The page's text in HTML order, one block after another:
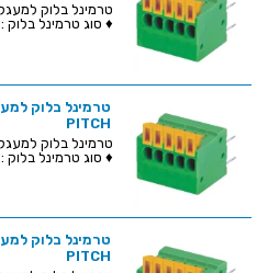
♦ סוג טרמינל בלוק : VERTICAL SCREWLESS ♦&nbs...
PITCH
♦ סוג טרמינל בלוק : VERTICAL SCREWLESS ♦&nbs...
PITCH